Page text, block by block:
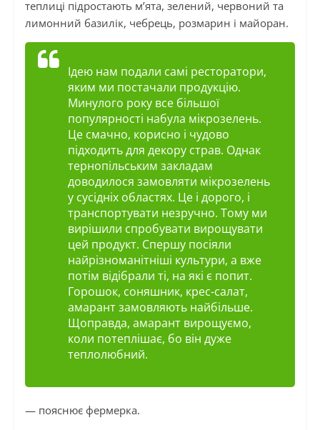
теплиці підростають м’ята, зелений, червоний та
лимонний базилік, чебрець, розмарин і майоран.
Ідею нам подали самі ресторатори,
яким ми постачали продукцію.
Минулого року все більшої
популярності набула мікрозелень.
Це смачно, корисно і чудово
підходить для декору страв. Однак
тернопільським закладам
доводилося замовляти мікрозелень
у сусідніх областях. Це і дорого, і
транспортувати незручно. Тому ми
вирішили спробувати вирощувати
цей продукт. Спершу посіяли
найрізноманітніші культури, а вже
потім відібрали ті, на які є попит.
Горошок, соняшник, крес-салат,
амарант замовляють найбільше.
Щоправда, амарант вирощуємо,
коли потеплішає, бо він дуже
теплолюбний.
— пояснює фермерка.